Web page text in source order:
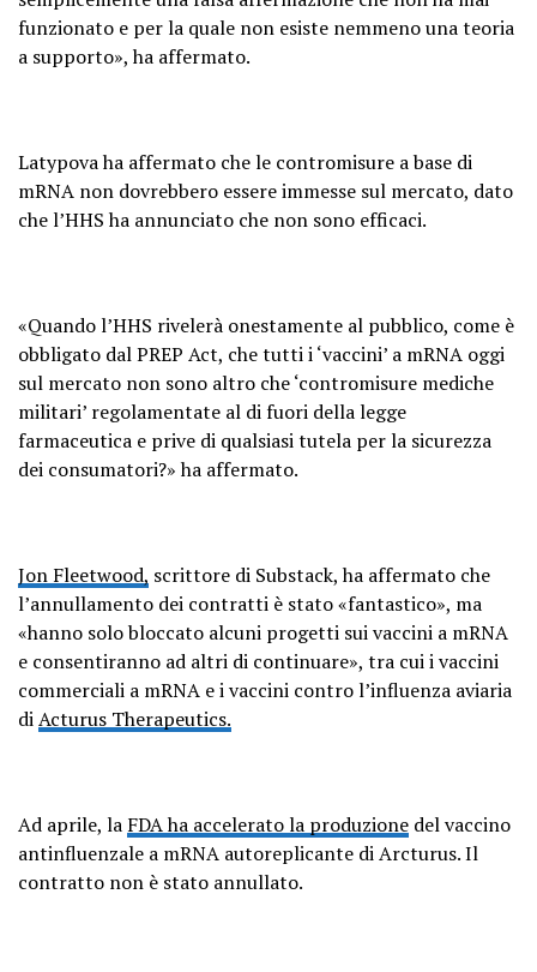
funzionato e per la quale non esiste nemmeno una teoria
a supporto», ha affermato.
Latypova ha affermato che le contromisure a base di
mRNA non dovrebbero essere immesse sul mercato, dato
che l’HHS ha annunciato che non sono efficaci.
«Quando l’HHS rivelerà onestamente al pubblico, come è
obbligato dal PREP Act, che tutti i ‘vaccini’ a mRNA oggi
sul mercato non sono altro che ‘contromisure mediche
militari’ regolamentate al di fuori della legge
farmaceutica e prive di qualsiasi tutela per la sicurezza
dei consumatori?» ha affermato.
Jon Fleetwood, scrittore di Substack, ha affermato che
l’annullamento dei contratti è stato «fantastico», ma
«hanno solo bloccato alcuni progetti sui vaccini a mRNA
e consentiranno ad altri di continuare», tra cui i vaccini
commerciali a mRNA e i vaccini contro l’influenza aviaria
diActurus Therapeutics.
Ad aprile, la FDA ha accelerato la produzione del vaccino
antinfluenzale a mRNA autoreplicante di Arcturus. Il
contratto non è stato annullato.